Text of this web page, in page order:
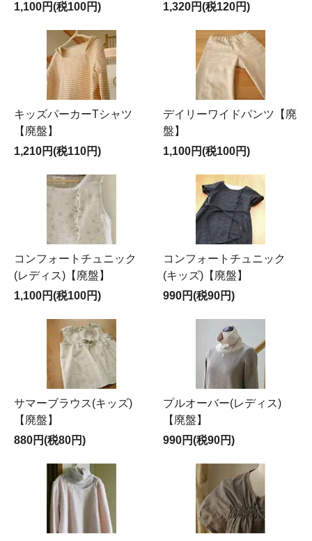
1,100円(税100円)
1,320円(税120円)
キッズパーカーTシャツ
【廃盤】
1,210円(税110円)
デイリーワイドパンツ【廃
盤】
1,100円(税100円)
コンフォートチュニック
(レディス)【廃盤】
1,100円(税100円)
コンフォートチュニック
(キッズ)【廃盤】
990円(税90円)
サマーブラウス(キッズ)
【廃盤】
880円(税80円)
プルオーバー(レディス)
【廃盤】
990円(税90円)